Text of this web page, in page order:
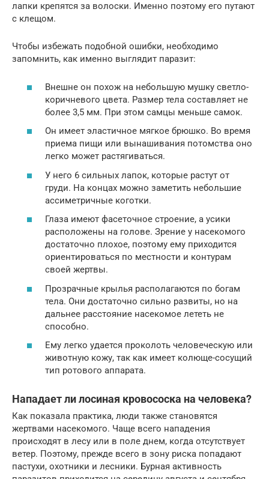
лапки крепятся за волоски. Именно поэтому его путают
с клещом.
Чтобы избежать подобной ошибки, необходимо
запомнить, как именно выглядит паразит:
Внешне он похож на небольшую мушку светло-
коричневого цвета. Размер тела составляет не
более 3,5 мм. При этом самцы меньше самок.
Он имеет эластичное мягкое брюшко. Во время
приема пищи или вынашивания потомства оно
легко может растягиваться.
У него 6 сильных лапок, которые растут от
груди. На концах можно заметить небольшие
ассиметричные коготки.
Глаза имеют фасеточное строение, а усики
расположены на голове. Зрение у насекомого
достаточно плохое, поэтому ему приходится
ориентироваться по местности и контурам
своей жертвы.
Прозрачные крылья располагаются по богам
тела. Они достаточно сильно развиты, но на
дальнее расстояние насекомое лететь не
способно.
Ему легко удается проколоть человеческую или
животную кожу, так как имеет колюще-сосущий
тип ротового аппарата.
Нападает ли лосиная кровососка на человека?
Как показала практика, люди также становятся
жертвами насекомого. Чаще всего нападения
происходят в лесу или в поле днем, когда отсутствует
ветер. Поэтому, прежде всего в зону риска попадают
пастухи, охотники и лесники. Бурная активность